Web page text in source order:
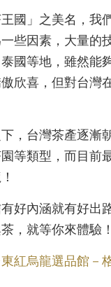
國」之美名，我
些因素，大量的
國等地，雖然能
欣喜，但對台灣
，台灣茶產逐漸
等類型，而目前
好內涵就有好出
，就等你來體驗！
紅烏龍選品館－